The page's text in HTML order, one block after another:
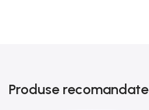
Produse recomandate